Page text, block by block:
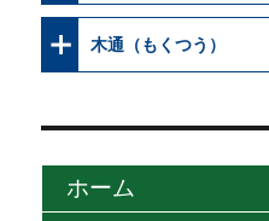
木通（もくつう）
ホーム